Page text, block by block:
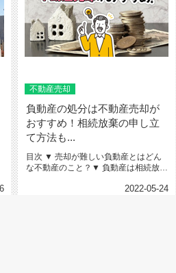
不動産売却
負動産の処分は不動産売却が
おすすめ！相続放棄の申し立
て方法も...
目次 ▼ 売却が難しい負動産とはどん
な不動産のこと？▼ 負動産は相続放棄
2022-05-24